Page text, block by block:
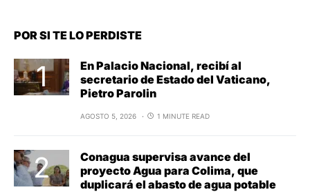
POR SI TE LO PERDISTE
En Palacio Nacional, recibí al
secretario de Estado del Vaticano,
Pietro Parolin
AGOSTO 5, 2026 1 MINUTE READ
Conagua supervisa avance del
proyecto Agua para Colima, que
duplicará el abasto de agua potable